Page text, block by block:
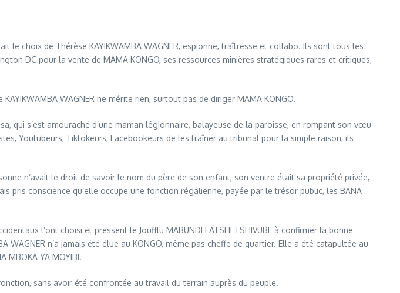
fait le choix de Thérèse KAYIKWAMBA WAGNER, espionne, traîtresse et collabo. Ils sont tous les
DC pour la vente de MAMA KONGO, ses ressources minières stratégiques rares et critiques,
WAGNER ne mérite rien, surtout pas de diriger MAMA KONGO.
qui s’est amouraché d’une maman légionnaire, balayeuse de la paroisse, en rompant son vœu
Youtubeurs, Tiktokeurs, Facebookeurs de les traîner au tribunal pour la simple raison, ils
n’avait le droit de savoir le nom du père de son enfant, son ventre était sa propriété privée,
pris conscience qu’elle occupe une fonction régalienne, payée par le trésor public, les BANA
l’ont choisi et pressent le Joufflu MABUNDI FATSHI TSHIVUBE à confirmer la bonne
n’a jamais été élue au KONGO, même pas cheffe de quartier. Elle a été catapultée au
MBOKA YA MOYIBI.
fonction, sans avoir été confrontée au travail du terrain auprès du peuple.